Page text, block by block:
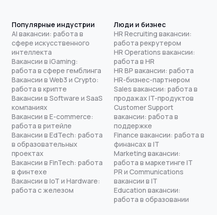
Популярные индустрии
AI вакансии: работа в
сфере искусственного
интеллекта
Вакансии в iGaming:
работа в сфере гемблинга
Вакансии в Web3 и Crypto:
работа в крипте
Вакансии в Software и SaaS
компаниях
Вакансии в E-commerce:
работа в ритейле
Вакансии в EdTech: работа
в образовательных
проектах
Вакансии в FinTech: работа
в финтехе
Вакансии в IoT и Hardware:
работа с железом
Люди и бизнес
HR Recruiting вакансии:
работа рекрутером
HR Operations вакансии:
работа в HR
HR BP вакансии: работа
HR-бизнес-партнером
Sales вакансии: работа в
продажах IT-продуктов
Customer Support
вакансии: работа в
поддержке
Finance вакансии: работа в
финансах в IT
Marketing вакансии:
работа в маркетинге IT
PR и Communications
вакансии в IT
Education вакансии:
работа в образовании